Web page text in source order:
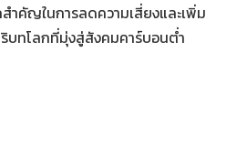
ำคัญในการลดความเสี่ยงและเพิ่ม
บทโลกที่มุ่งสู่สังคมคาร์บอนต่ำ